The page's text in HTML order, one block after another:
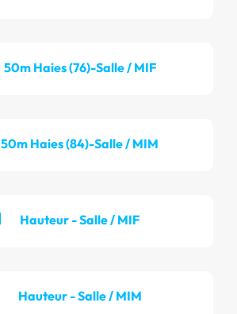
50m Haies (76)-Salle / MIF
50m Haies (84)-Salle / MIM
Hauteur - Salle / MIF
Hauteur - Salle / MIM